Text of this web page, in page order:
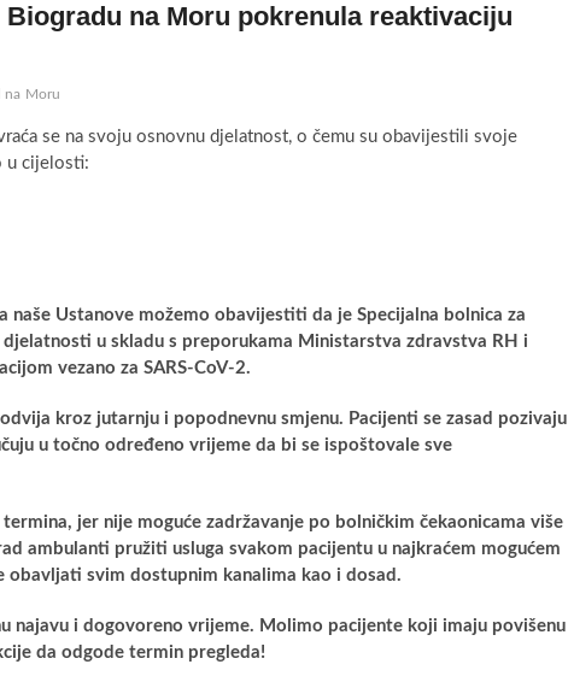
na Moru pokrenula reaktivaciju
na Moru
se na svoju osnovnu djelatnost, o čemu su obavijestili svoje
u cijelosti:
naše Ustanove možemo obavijestiti da je Specijalna bolnica za
u skladu s preporukama Ministarstva zdravstva RH i
vezano za SARS-CoV-2.
kroz jutarnju i popodnevnu smjenu. Pacijenti se zasad pozivaju
u točno određeno vrijeme da bi se ispoštovale sve
jer nije moguće zadržavanje po bolničkim čekaonicama više
ambulanti pružiti usluga svakom pacijentu u najkraćem mogućem
obavljati svim dostupnim kanalima kao i dosad.
najavu i dogovoreno vrijeme. Molimo pacijente koji imaju povišenu
da odgode termin pregleda!